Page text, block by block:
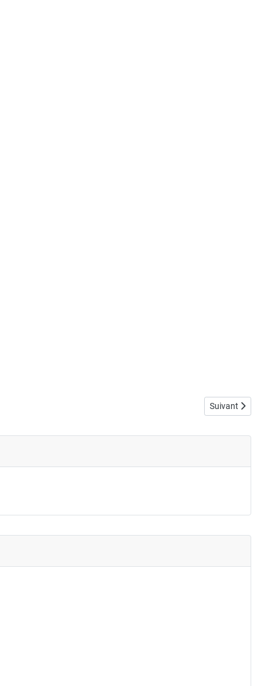
Article
Suivant